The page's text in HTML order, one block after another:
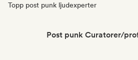
Topp post punk ljudexperter
Post punk Curatorer/